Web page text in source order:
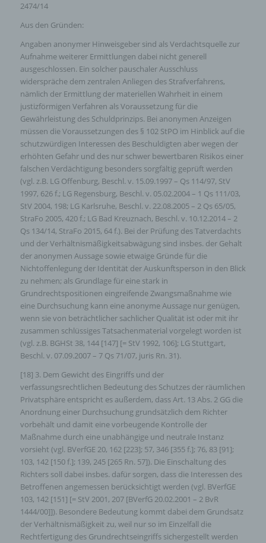
2474/14
Aus den Gründen:
Angaben anonymer Hinweisgeber sind als Verdachtsquelle zur
Aufnahme weiterer Ermittlungen dabei nicht generell
ausgeschlossen. Ein solcher pauschaler Ausschluss
widerspräche dem zentralen Anliegen des Strafverfahrens,
nämlich der Ermittlung der materiellen Wahrheit in einem
justizförmigen Verfahren als Voraussetzung für die
Gewährleistung des Schuldprinzips. Bei anonymen Anzeigen
müssen die Voraussetzungen des § 102 StPO im Hinblick auf die
schutzwürdigen Interessen des Beschuldigten aber wegen der
erhöhten Gefahr und des nur schwer bewertbaren Risikos einer
falschen Verdächtigung besonders sorgfältig geprüft werden
(vgl. z.B. LG Offenburg, Beschl. v. 15.09.1997 – Qs 114/97, StV
1997, 626 f.; LG Regensburg, Beschl. v. 05.02.2004 – 1 Qs 111/03,
StV 2004, 198; LG Karlsruhe, Beschl. v. 22.08.2005 – 2 Qs 65/05,
StraFo 2005, 420 f.; LG Bad Kreuznach, Beschl. v. 10.12.2014 – 2
Qs 134/14, StraFo 2015, 64 f.). Bei der Prüfung des Tatverdachts
und der Verhältnismäßigkeitsabwägung sind insbes. der Gehalt
der anonymen Aussage sowie etwaige Gründe für die
Nichtoffenlegung der Identität der Auskunftsperson in den Blick
zu nehmen; als Grundlage für eine stark in
Grundrechtspositionen eingreifende Zwangsmaßnahme wie
eine Durchsuchung kann eine anonyme Aussage nur genügen,
wenn sie von beträchtlicher sachlicher Qualität ist oder mit ihr
zusammen schlüssiges Tatsachenmaterial vorgelegt worden ist
(vgl. z.B. BGHSt 38, 144 [147] [= StV 1992, 106]; LG Stuttgart,
Beschl. v. 07.09.2007 – 7 Qs 71/07, juris Rn. 31).
[18] 3. Dem Gewicht des Eingriffs und der
verfassungsrechtlichen Bedeutung des Schutzes der räumlichen
Privatsphäre entspricht es außerdem, dass Art. 13 Abs. 2 GG die
Anordnung einer Durchsuchung grundsätzlich dem Richter
vorbehält und damit eine vorbeugende Kontrolle der
Maßnahme durch eine unabhängige und neutrale Instanz
vorsieht (vgl. BVerfGE 20, 162 [223]; 57, 346 [355 f.]; 76, 83 [91];
103, 142 [150 f.]; 139, 245 [265 Rn. 57]). Die Einschaltung des
Richters soll dabei insbes. dafür sorgen, dass die Interessen des
Betroffenen angemessen berücksichtigt werden (vgl. BVerfGE
103, 142 [151] [= StV 2001, 207 [BVerfG 20.02.2001 – 2 BvR
1444/00]]). Besondere Bedeutung kommt dabei dem Grundsatz
der Verhältnismäßigkeit zu, weil nur so im Einzelfall die
Rechtfertigung des Grundrechtseingriffs sichergestellt werden